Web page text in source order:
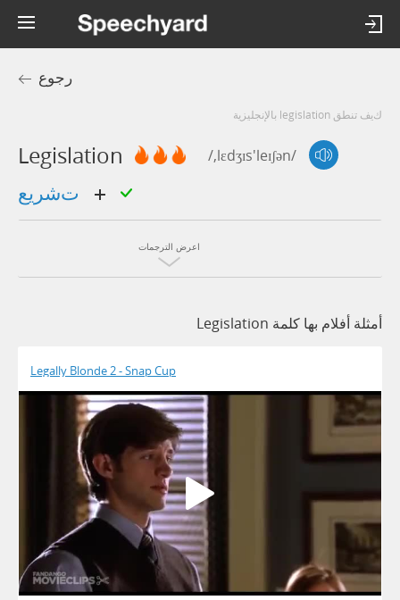
رجوع
كيف تنطق legislation بالإنجليزية
Legislation /,lɛdʒɪs'leɪʃən/
اعرض الترجمات
أمثلة أفلام بها كلمة Legislation
Legally Blonde 2 - Snap Cup